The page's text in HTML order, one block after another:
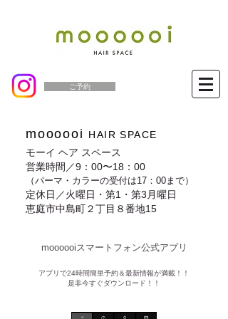
ご予約
moooooi
HAIR SPACE
モーイ ヘア スペース
営業時間／9：00〜18：00
（パーマ・カラーの受付は17：00まで）
定休日／火曜日・第1・第3月曜日
恵庭市中島町２丁目８番地15
moooooiスマートフォン公式アプリ​
​アプリで24時間簡単予約＆最新情報が満載！！
是非今すぐダウンロード！！